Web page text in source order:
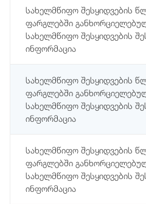
სახელმწიფო შესყიდვების
ფარგლებში
სახელმწიფო შესყიდვების
ინფორმაცია
სახელმწიფო შესყიდვების
ფარგლებში
სახელმწიფო შესყიდვების
ინფორმაცია
სახელმწიფო შესყიდვების
ფარგლებში
სახელმწიფო შესყიდვების
ინფორმაცია